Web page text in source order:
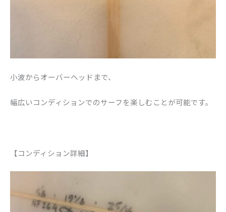
小波からオーバーヘッドまで、
幅広いコンディションでのサーフを楽しむことが可能です。
【コンディション詳細】